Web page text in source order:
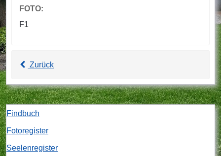
FOTO:
F1
Zurück
Findbuch
Fotoregister
Seelenregister